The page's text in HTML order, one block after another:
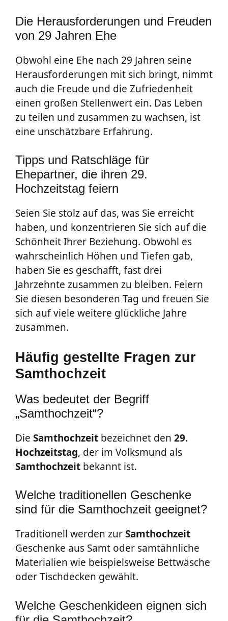
Die Herausforderungen und Freuden
von 29 Jahren Ehe
Obwohl eine Ehe nach 29 Jahren seine
Herausforderungen mit sich bringt, nimmt
auch die Freude und die Zufriedenheit
einen großen Stellenwert ein. Das Leben
zu teilen und zusammen zu wachsen, ist
eine unschätzbare Erfahrung.
Tipps und Ratschläge für
Ehepartner, die ihren 29.
Hochzeitstag feiern
Seien Sie stolz auf das, was Sie erreicht
haben, und konzentrieren Sie sich auf die
Schönheit Ihrer Beziehung. Obwohl es
wahrscheinlich Höhen und Tiefen gab,
haben Sie es geschafft, fast drei
Jahrzehnte zusammen zu bleiben. Feiern
Sie diesen besonderen Tag und freuen Sie
sich auf viele weitere glückliche Jahre
zusammen.
Häufig gestellte Fragen zur
Samthochzeit
Was bedeutet der Begriff
„Samthochzeit“?
Die Samthochzeit bezeichnet den 29.
Hochzeitstag, der im Volksmund als
Samthochzeit bekannt ist.
Welche traditionellen Geschenke
sind für die Samthochzeit geeignet?
Traditionell werden zurSamthochzeit
Geschenke aus Samt oder samtähnliche
Materialien wie beispielsweise Bettwäsche
oder Tischdecken gewählt.
Welche Geschenkideen eignen sich